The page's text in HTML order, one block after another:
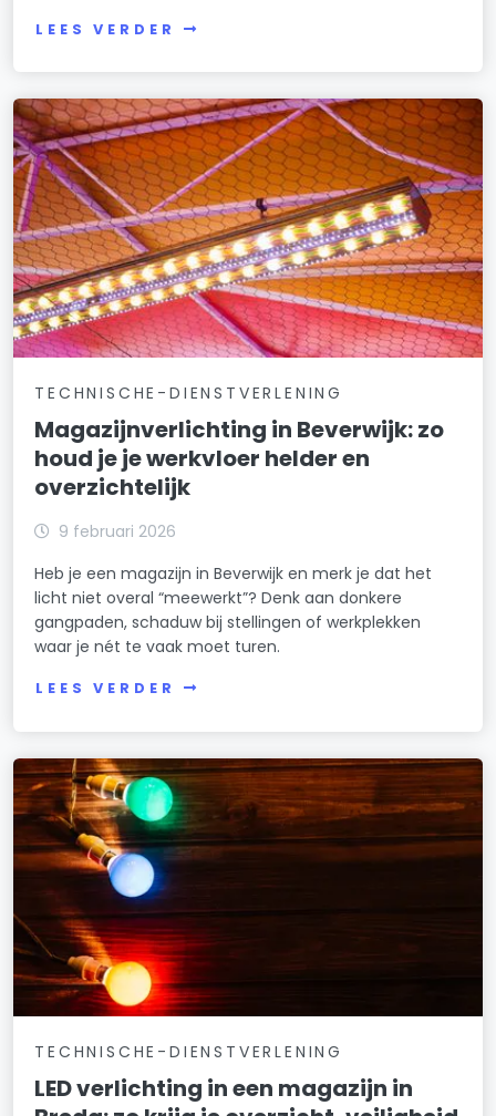
LEES VERDER
TECHNISCHE-DIENSTVERLENING
Magazijnverlichting in Beverwijk: zo
houd je je werkvloer helder en
overzichtelijk
9 februari 2026
Heb je een magazijn in Beverwijk en merk je dat het
licht niet overal “meewerkt”? Denk aan donkere
gangpaden, schaduw bij stellingen of werkplekken
waar je nét te vaak moet turen.
LEES VERDER
TECHNISCHE-DIENSTVERLENING
LED verlichting in een magazijn in